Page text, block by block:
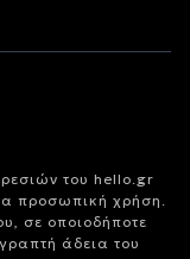
του hello.gr
προσωπική χρήση.
σε οποιοδήποτε
άδεια του